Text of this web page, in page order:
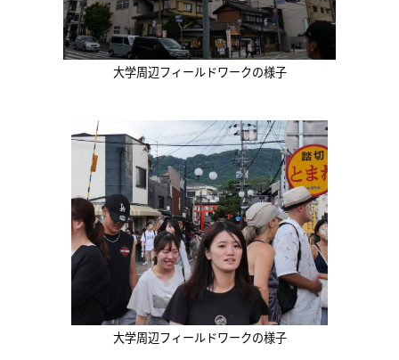
大学周辺フィールドワークの様子
大学周辺フィールドワークの様子